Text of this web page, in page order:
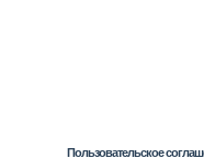
Пользовательское